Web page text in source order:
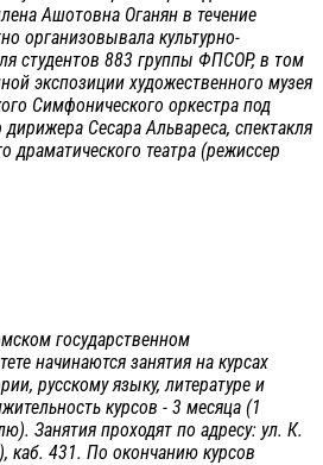
Ашотовна Оганян в течение
организовывала культурно-
студентов 883 группы ФПCОР, в том
экспозиции художественного музея
Симфонического оркестра под
Сесара Альвареса, спектакля
драматического театра (режиссер
государственном
начинаются занятия на курсах
русскому языку, литературе и
курсов - 3 месяца (1
Занятия проходят по адресу: ул. К.
каб. 431. По окончанию курсов